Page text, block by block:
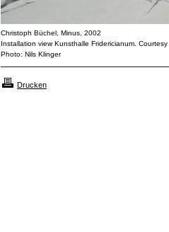
Christoph Büchel, Minus, 2002
Installation view Kunsthalle Fridericianum.
Photo: Nils Klinger
Drucken